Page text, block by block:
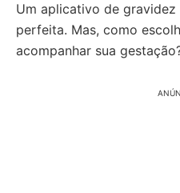
Um aplicativo de
perfeita. Mas, como
acompanhar sua